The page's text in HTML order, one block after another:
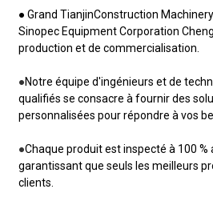
● Grand TianjinConstruction Machinery
Sinopec Equipment Corporation
production et de commercialisation.
●Notre équipe d'ingénieurs et de
qualifiés se consacre à fournir des
personnalisées pour répondre à vos
●Chaque produit est inspecté à 100 %
garantissant que seuls les meilleurs
clients.